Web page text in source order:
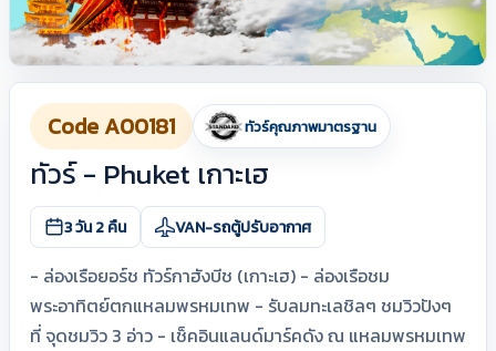
Code A00181 ทัวร์คุณภาพมาตรฐาน
ทัวร์ - Phuket เกาะเฮ
3 วัน 2 คืน VAN-รถตู้ปรับอากาศ
- ล่องเรือยอร์ช ทัวร์กาฮังบีช (เกาะเฮ) - ล่องเรือชม
พระอาทิตย์ตกแหลมพรหมเทพ - รับลมทะเลชิลๆ ชมวิวปังๆ
ที่ จุดชมวิว 3 อ่าว - เช็คอินแลนด์มาร์คดัง ณ แหลมพรหมเทพ